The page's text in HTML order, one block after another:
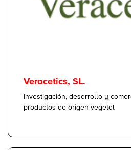
Veracetics, SL.
Investigación, desarrollo y
productos de origen vegetal